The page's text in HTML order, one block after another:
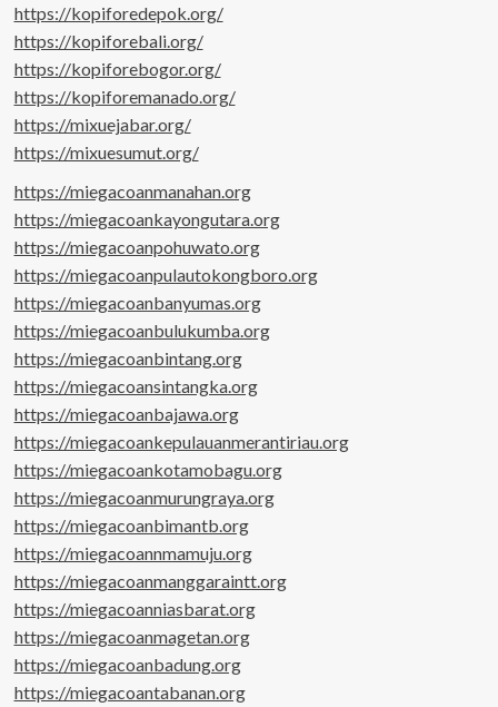
https://kopiforedepok.org/
https://kopiforebali.org/
https://kopiforebogor.org/
https://kopiforemanado.org/
https://mixuejabar.org/
https://mixuesumut.org/
https://miegacoanmanahan.org
https://miegacoankayongutara.org
https://miegacoanpohuwato.org
https://miegacoanpulautokongboro.org
https://miegacoanbanyumas.org
https://miegacoanbulukumba.org
https://miegacoanbintang.org
https://miegacoansintangka.org
https://miegacoanbajawa.org
https://miegacoankepulauanmerantiriau.org
https://miegacoankotamobagu.org
https://miegacoanmurungraya.org
https://miegacoanbimantb.org
https://miegacoannmamuju.org
https://miegacoanmanggaraintt.org
https://miegacoanniasbarat.org
https://miegacoanmagetan.org
https://miegacoanbadung.org
https://miegacoantabanan.org